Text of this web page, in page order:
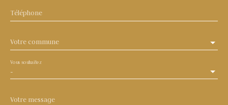
Téléphone
Votre commune
-
Vous souhaitez
Votre message